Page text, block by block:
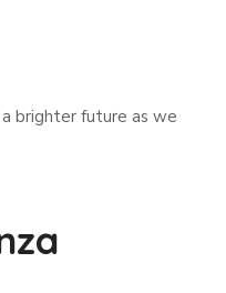
brighter future as we